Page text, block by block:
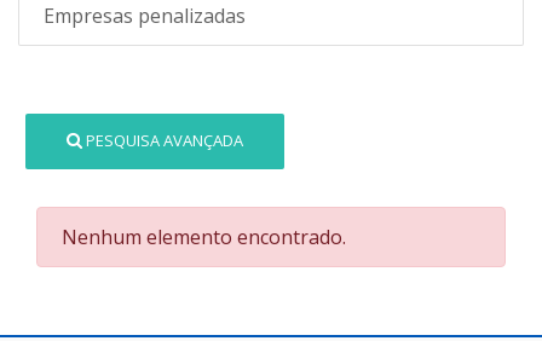
Empresas penalizadas
PESQUISA AVANÇADA
Nenhum elemento encontrado.